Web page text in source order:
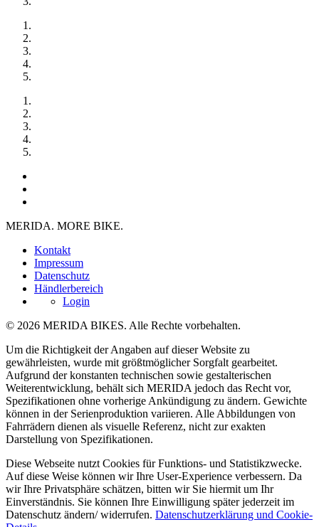
MERIDA. MORE BIKE.
Kontakt
Impressum
Datenschutz
Händlerbereich
Login
© 2026 MERIDA BIKES. Alle Rechte vorbehalten.
Um die Richtigkeit der Angaben auf dieser Website zu
gewährleisten, wurde mit größtmöglicher Sorgfalt gearbeitet.
Aufgrund der konstanten technischen sowie gestalterischen
Weiterentwicklung, behält sich MERIDA jedoch das Recht vor,
Spezifikationen ohne vorherige Ankündigung zu ändern. Gewichte
können in der Serienproduktion variieren. Alle Abbildungen von
Fahrrädern dienen als visuelle Referenz, nicht zur exakten
Darstellung von Spezifikationen.
Diese Webseite nutzt Cookies für Funktions- und Statistikzwecke.
Auf diese Weise können wir Ihre User-Experience verbessern. Da
wir Ihre Privatsphäre schätzen, bitten wir Sie hiermit um Ihr
Einverständnis. Sie können Ihre Einwilligung später jederzeit im
Datenschutz ändern/ widerrufen. Datenschutzerklärung und Cookie-